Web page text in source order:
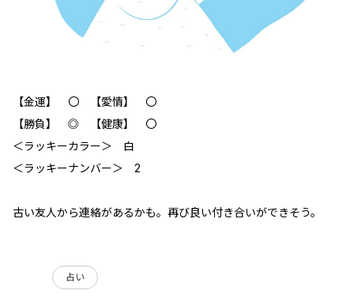
【金運】 〇 【愛情】 〇
【勝負】 ◎ 【健康】 〇
＜ラッキーカラー＞ 白
＜ラッキーナンバー＞ 2
古い友人から連絡があるかも。再び良い付き合いができそう。
占い